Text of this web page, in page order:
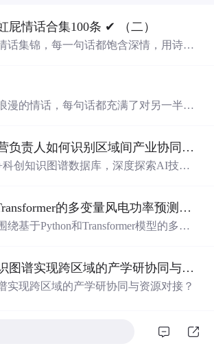
屁情话合集100条 ✔︎ （二）
话集锦，每一句话都饱含深情，用诗意
漫的情话，每句话都充满了对另一半深
产业园区运营负责人如何识别区域间产业协同机会？.docx
科创知识图谱数据库，深度探索AI技术
解决方案，推动科技创新与产业创新
Python基于Transformer的多变量风电功率预测研究
绕基于Python和Transformer模型的多变
气象及运行变量作为输入特征，构建高
进一步提升预测的稳健性与可靠性，研
机器学习与新能源领域深度融合的典型
电并网的稳定性与电网调度的科学性。;
如何利用知识图谱实现跨区域的产学研协同与资源对接？.docx
实现跨区域的产学研协同与资源对接？